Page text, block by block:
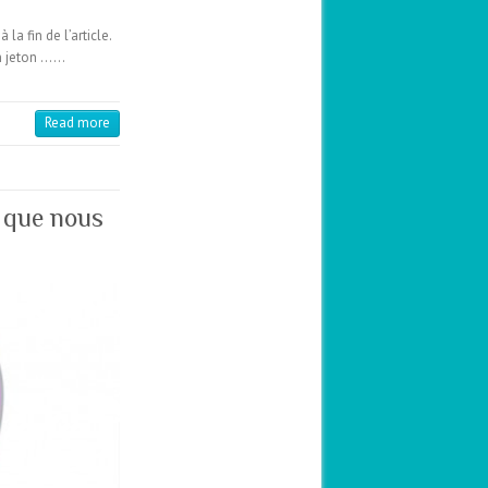
la fin de l’article.
jeton ……
Read more
nous